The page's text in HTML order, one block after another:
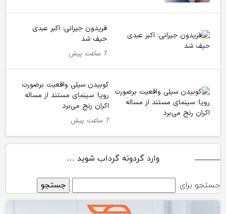
فریدون جیرانی: اکبر عبدی
حیف شد
7 ساعت پیش
کوبیدن سیلی واقعیت برصورت
رویا؛ سینمای مستند از مساله
اکران رنج می‌برد
7 ساعت پیش
وارد گردونه گرداب شوید …
جستجو برای: